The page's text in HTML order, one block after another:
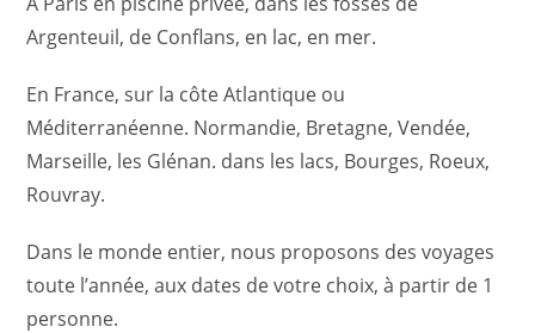
Argenteuil, de Conflans, en lac, en mer.
En France, sur la côte Atlantique ou
Méditerranéenne. Normandie, Bretagne, Vendée,
Marseille, les Glénan. dans les lacs, Bourges, Roeux,
Rouvray.
Dans le monde entier, nous proposons des voyages
toute l’année, aux dates de votre choix, à partir de 1
personne.